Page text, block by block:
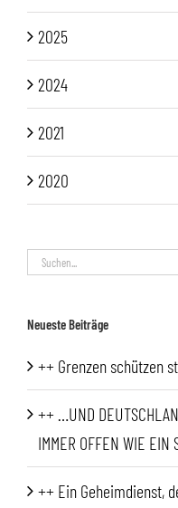
2025
2024
2021
2020
Suche
Neueste Beiträge
++ Grenzen schützen
++ …UND
IMMER OFFEN WIE EIN
++ Ein Geheimdienst,